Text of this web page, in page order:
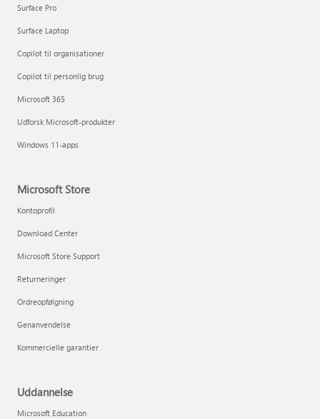
Surface Pro
Surface Laptop
Copilot til organisationer
Copilot til personlig brug
Microsoft 365
Udforsk Microsoft-produkter
Windows 11-apps
Microsoft Store
Kontoprofil
Download Center
Microsoft Store Support
Returneringer
Ordreopfølgning
Genanvendelse
Kommercielle garantier
Uddannelse
Microsoft Education